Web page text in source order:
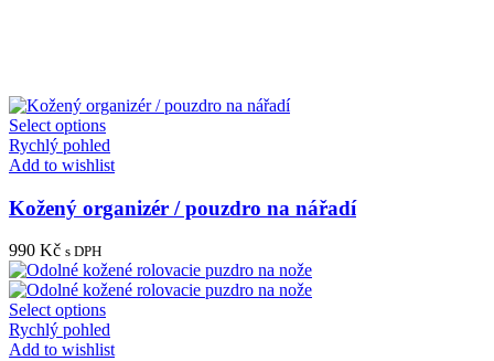
Select options
Rychlý pohled
Add to wishlist
Kožený organizér / pouzdro na nářadí
990 Kč s DPH
Select options
Rychlý pohled
Add to wishlist